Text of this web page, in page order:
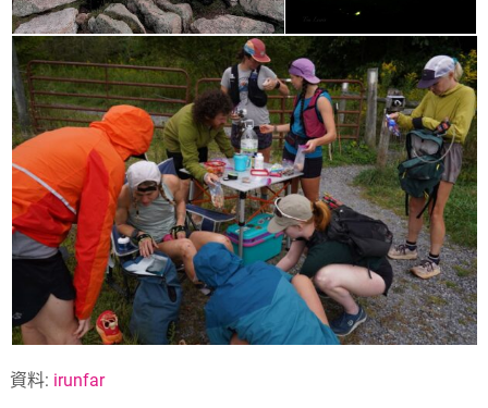
資料: irunfar